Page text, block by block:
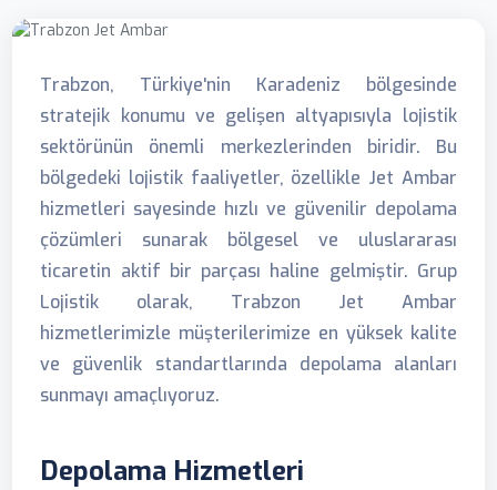
Trabzon, Türkiye'nin Karadeniz bölgesinde
stratejik konumu ve gelişen altyapısıyla lojistik
sektörünün önemli merkezlerinden biridir. Bu
bölgedeki lojistik faaliyetler, özellikle Jet Ambar
hizmetleri sayesinde hızlı ve güvenilir depolama
çözümleri sunarak bölgesel ve uluslararası
ticaretin aktif bir parçası haline gelmiştir. Grup
Lojistik olarak, Trabzon Jet Ambar
hizmetlerimizle müşterilerimize en yüksek kalite
ve güvenlik standartlarında depolama alanları
sunmayı amaçlıyoruz.
Depolama Hizmetleri